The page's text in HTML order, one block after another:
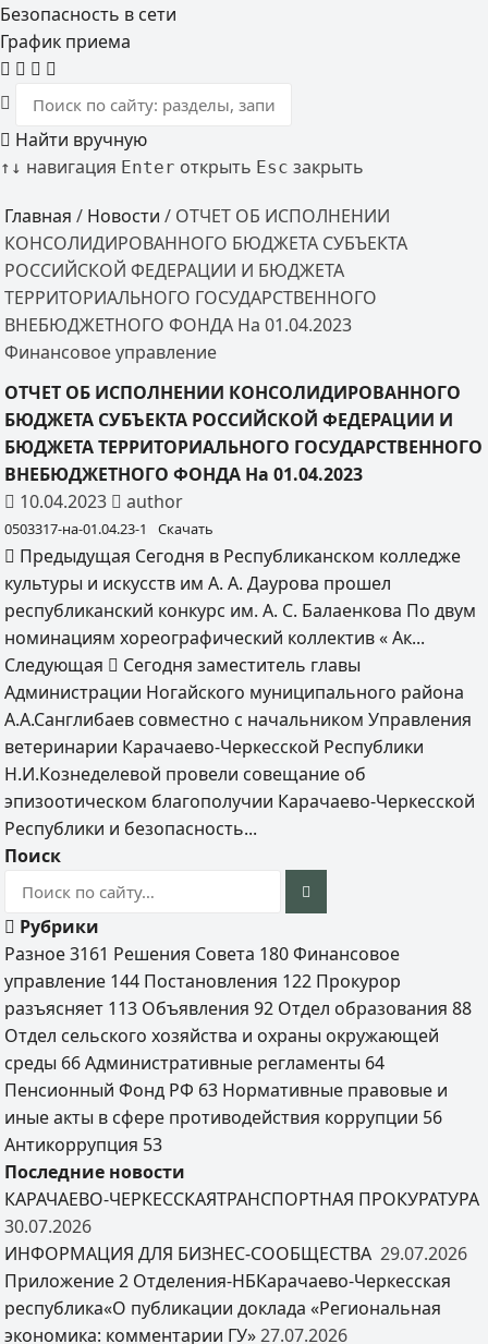
Безопасность в сети
График приема
Найти вручную
↑ ↓ навигация Enter открыть Esc закрыть
Главная / Новости / ОТЧЕТ ОБ ИСПОЛНЕНИИ
КОНСОЛИДИРОВАННОГО БЮДЖЕТА СУБЪЕКТА
РОССИЙСКОЙ ФЕДЕРАЦИИ И БЮДЖЕТА
ТЕРРИТОРИАЛЬНОГО ГОСУДАРСТВЕННОГО
ВНЕБЮДЖЕТНОГО ФОНДА На 01.04.2023
Финансовое управление
ОТЧЕТ ОБ ИСПОЛНЕНИИ КОНСОЛИДИРОВАННОГО
БЮДЖЕТА СУБЪЕКТА РОССИЙСКОЙ ФЕДЕРАЦИИ И
БЮДЖЕТА ТЕРРИТОРИАЛЬНОГО ГОСУДАРСТВЕННОГО
ВНЕБЮДЖЕТНОГО ФОНДА На 01.04.2023
10.04.2023
author
0503317-на-01.04.23-1 Скачать
Предыдущая Сегодня в Республиканском колледже
культуры и искусств им А. А. Даурова прошел
республиканский конкурс им. А. С. Балаенкова По двум
номинациям хореографический коллектив « Ак...
Следующая
Сегодня заместитель главы
Администрации Ногайского муниципального района
А.А.Санглибаев совместно с начальником Управления
ветеринарии Карачаево-Черкесской Республики
Н.И.Кознеделевой провели совещание об
эпизоотическом благополучии Карачаево-Черкесской
Республики и безопасность...
Поиск
Рубрики
Разное3161 Решения Совета 180 Финансовое
управление 144 Постановления 122 Прокурор
разъясняет 113 Объявления92 Отдел образования88
Отдел сельского хозяйства и охраны окружающей
среды 66 Административные регламенты 64
Пенсионный Фонд РФ 63 Нормативные правовые и
иные акты в сфере противодействия коррупции 56
Антикоррупция 53
Последние новости
КАРАЧАЕВО-ЧЕРКЕССКАЯТРАНСПОРТНАЯ ПРОКУРАТУРА
30.07.2026
ИНФОРМАЦИЯ ДЛЯ БИЗНЕС-СООБЩЕСТВА 29.07.2026
Приложение 2 Отделения-НБКарачаево-Черкесская
республика«О публикации доклада «Региональная
экономика: комментарии ГУ» 27.07.2026